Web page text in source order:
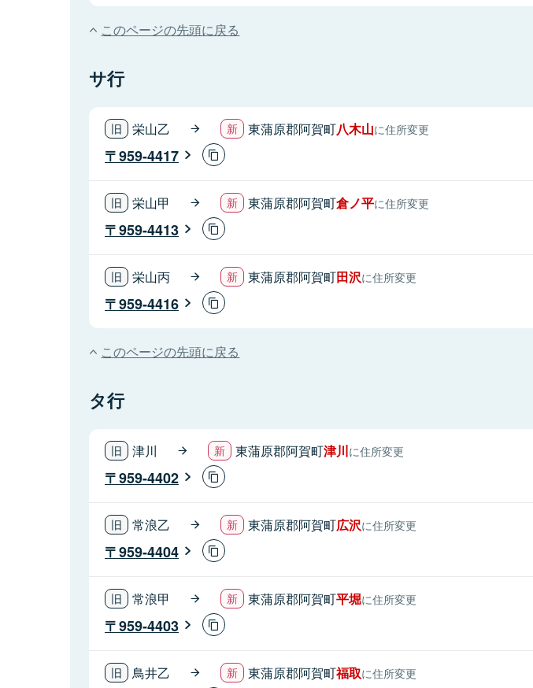
このページの先頭に戻る
サ行
栄山乙 東蒲原郡阿賀町八木山に住所変更
959-4417
栄山甲 東蒲原郡阿賀町倉ノ平に住所変更
959-4413
栄山丙 東蒲原郡阿賀町田沢に住所変更
959-4416
このページの先頭に戻る
タ行
津川 東蒲原郡阿賀町津川に住所変更
959-4402
常浪乙 東蒲原郡阿賀町広沢に住所変更
959-4404
常浪甲 東蒲原郡阿賀町平堀に住所変更
959-4403
鳥井乙 東蒲原郡阿賀町福取に住所変更